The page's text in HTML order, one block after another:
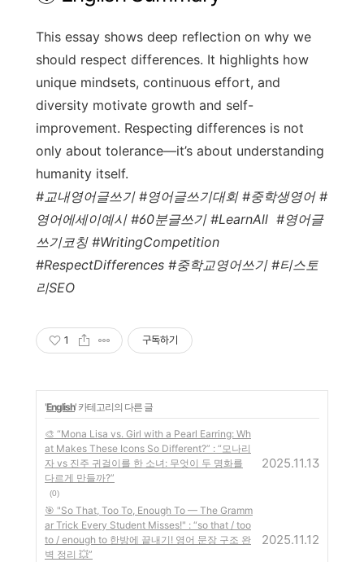
This essay shows deep reflection on why we
should respect differences. It highlights how
unique mindsets, continuous effort, and
diversity motivate growth and self-
improvement. Respecting differences is not
only about tolerance—it’s about understanding
humanity itself.
#교내영어글쓰기 #영어글쓰기대회 #중학생영어 #
영어에세이예시 #60분글쓰기 #LearnAll #영어글
쓰기코칭 #WritingCompetition
#RespectDifferences #중학교영어쓰기 #티스토
리SEO
1 구독하기
'English' 카테고리의 다른 글
🎨 “Mona Lisa vs. Girl with a Pearl Earring: Wh
at Makes These Icons So Different?” : “모나리
자 vs 진주 귀걸이를 한 소녀: 무엇이 두 명화를
다르게 만들까?”
(0)
2025.11.13
🎯 "So That, Too To, Enough To — The Gramm
ar Trick Every Student Misses!" : “so that / too
to / enough to 한방에 끝내기! 영어 문장 구조 완
벽 정리 💥”
2025.11.12